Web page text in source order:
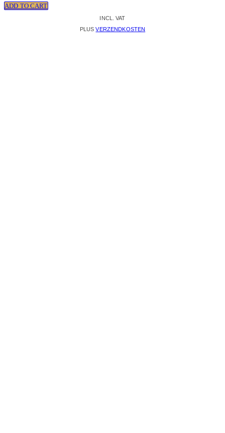
ADD TO CART
INCL. VAT
PLUSVERZENDKOSTEN